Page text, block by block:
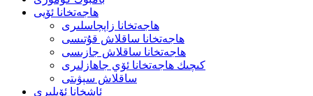
ھاجەتخانا ئۆيى
ھاجەتخانا زاپچاسلىرى
ھاجەتخانا ساقلاش قۇتىسى
ھاجەتخانا ساقلاش جازىسى
كىچىك ھاجەتخانا ئۆي جاھازلىرى
ساقلاش سېۋىتى
ئاشخانا ئۆيلىرى